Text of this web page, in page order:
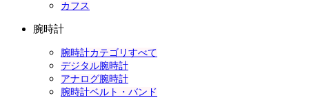
カフス
腕時計
腕時計カテゴリすべて
デジタル腕時計
アナログ腕時計
腕時計ベルト・バンド